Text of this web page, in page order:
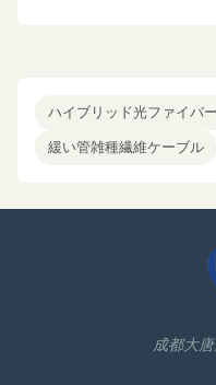
ハイブリッド光ファイバ
緩い管雑種繊維ケーブル
成都大